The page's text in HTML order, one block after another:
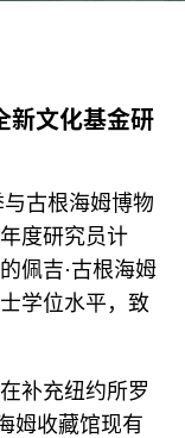
新文化基金研
古根海姆博物
度研究员计
佩吉·古根海姆
学位水平，致
补充纽约所罗
姆收藏馆现有